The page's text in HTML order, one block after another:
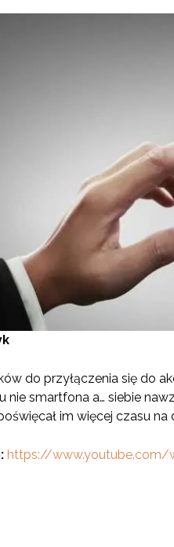
do przyłączenia się do
nie smartfona a… siebie
im więcej czasu na
https://www.youtube.com/